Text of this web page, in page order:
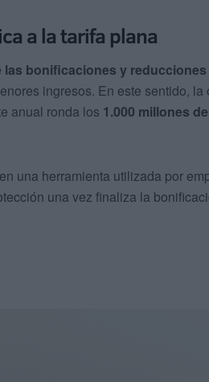
a la tarifa plana
las bonificaciones y
ingresos. En este sentido, la
anual ronda los 1.000 millones
una herramienta utilizada por
una vez finaliza la